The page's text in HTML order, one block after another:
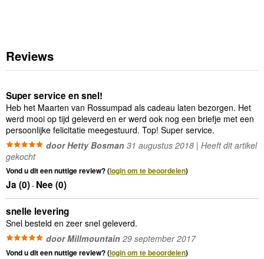
Reviews
Super service en snel!
Heb het Maarten van Rossumpad als cadeau laten bezorgen. Het
werd mooi op tijd geleverd en er werd ook nog een briefje met een
persoonlijke felicitatie meegestuurd. Top! Super service.
door Hetty Bosman 31 augustus 2018 | Heeft dit artikel
gekocht
Vond u dit een nuttige review? (login om te beoordelen)
Ja (0)- Nee (0)
snelle levering
Snel besteld en zeer snel geleverd.
door Millmountain 29 september 2017
Vond u dit een nuttige review? (login om te beoordelen)